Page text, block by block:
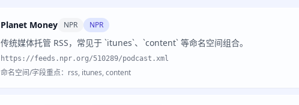
Planet Money NPR NPR
传统媒体托管 RSS，常见于 `itunes`、`content` 等命名空间组合。
https://feeds.npr.org/510289/podcast.xml
命名空间/字段重点：rss, itunes, content